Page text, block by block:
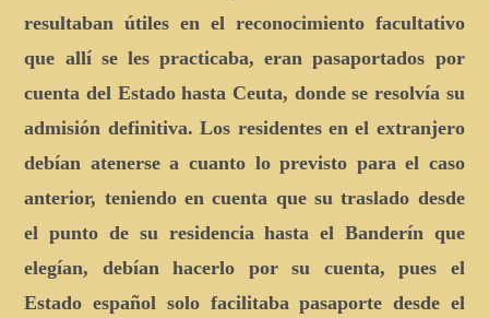
resultaban útiles en el reconocimiento facultativo
que allí se les practicaba, eran pasaportados por
cuenta del Estado hasta Ceuta, donde se resolvía su
admisión definitiva. Los residentes en el extranjero
debían atenerse a cuanto lo previsto para el caso
anterior, teniendo en cuenta que su traslado desde
el punto de su residencia hasta el Banderín que
elegían, debían hacerlo por su cuenta, pues el
Estado español solo facilitaba pasaporte desde el